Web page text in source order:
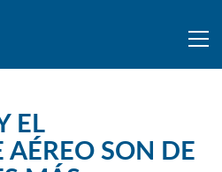
EL
AÉREO SON DE